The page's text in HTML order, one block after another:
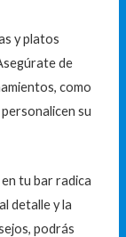
y platos
de
como
su
tu bar radica
detalle y la
podrás